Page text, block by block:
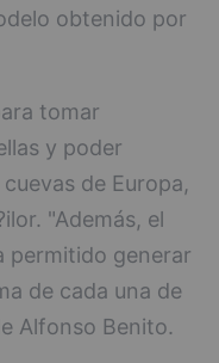
obtenido por
tomar
y poder
de Europa,
"Además, el
permitido generar
de cada una de
Alfonso Benito.